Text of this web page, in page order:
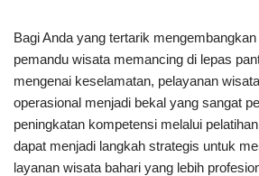
Bagi Anda yang tertarik
pemandu wisata memancing di lepas
mengenai keselamatan, pelayanan
operasional menjadi bekal yang sangat
peningkatan kompetensi melalui
dapat menjadi langkah strategis untuk
layanan wisata bahari yang lebih